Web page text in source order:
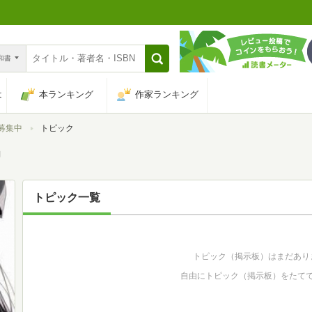
書
本ランキング 作家ランキング
集中 トピック
トピック一覧
トピック（掲示板）はまだあ
自由にトピック（掲示板）をたて